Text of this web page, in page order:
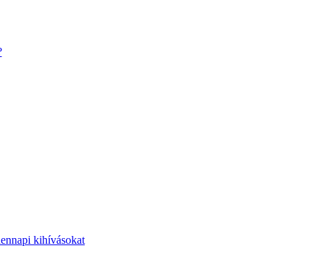
kihívásokat